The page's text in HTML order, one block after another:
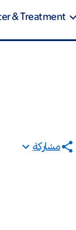
& Treatment
مشاركة